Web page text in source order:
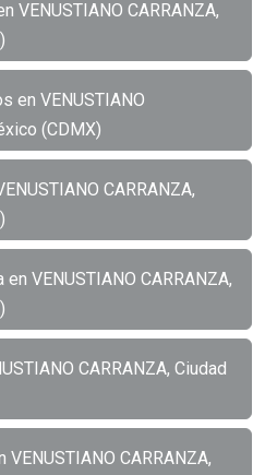
VENUSTIANO CARRANZA,
en VENUSTIANO
(CDMX)
CARRANZA,
VENUSTIANO CARRANZA,
CARRANZA, Ciudad
CARRANZA,